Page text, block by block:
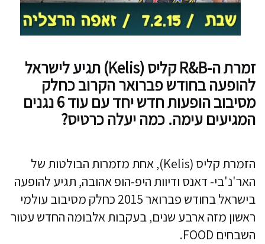
זמרת ה-R&B קליס (Kelis) תגיע לישראל
להופעה בחודש פברואר הקרוב כחלק
מסיבוב הופעות חדש יחד עם עוד 6 נגנים
המגיעים עימה. כמה יעלה כרטיס?
הזמרת קליס (Kelis), אחת מזמרות הבולטות של
האר'נ'בי- דאנס ודיוות היפ-הופ אהובה, תגיע להופעה
בישראל בחודש פברואר 2015 כחלק מסיבוב עולמי
ראשון מזה ארבע שנים, בעקבות אלבומה החדש עטור
השבחים FOOD.